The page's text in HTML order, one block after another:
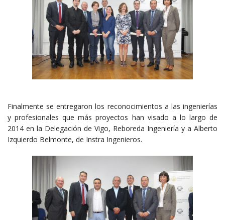
Finalmente se entregaron los reconocimientos a las ingenierías
y profesionales que más proyectos han visado a lo largo de
2014 en la Delegación de Vigo, Reboreda Ingeniería y a Alberto
Izquierdo Belmonte, de Instra Ingenieros.